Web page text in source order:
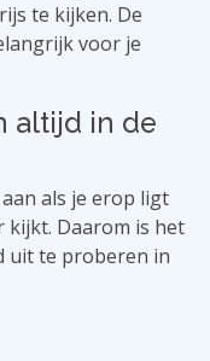
te kijken. De
voor je
altijd in de
als je erop ligt
kijkt. Daarom is het
uit te proberen in